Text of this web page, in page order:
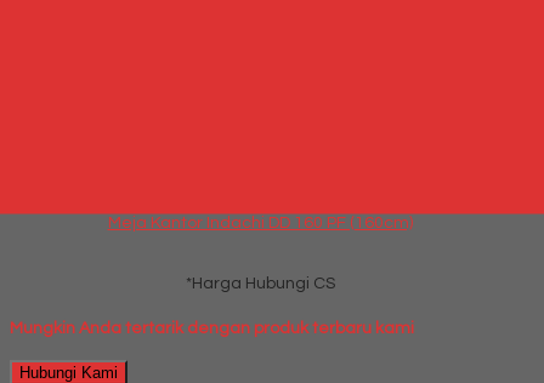
Meja Kantor Indachi DD 160 PF (160cm)
*Harga Hubungi CS
Mungkin Anda tertarik dengan produk terbaru kami
Hubungi Kami